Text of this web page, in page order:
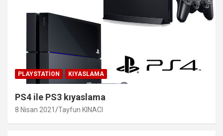
PLAYSTATION KIYASLAMA
PS4 ile PS3 kıyaslama
8 Nisan 2021 Tayfun KINACI